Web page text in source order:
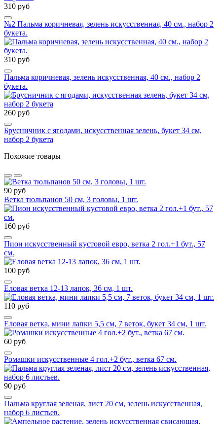
310 руб
№2 Пальма коричневая, зелень искусственная, 40 см., набор 2
букета.
310 руб
Пальма коричневая, зелень искусственная, 40 см., набор 2
букета.
260 руб
Брусничник с ягодами, искусственная зелень, букет 34 см,
набор 2 букета
Похожие товары
90 руб
Ветка тюльпанов 50 см, 3 головы, 1 шт.
160 руб
Пион искусственный кустовой евро, ветка 2 гол.+1 бут., 57
см.
100 руб
Еловая ветка 12-13 лапок, 36 см, 1 шт.
110 руб
Еловая ветка, мини лапки 5,5 см, 7 веток, букет 34 см, 1 шт.
60 руб
Ромашки искусственные 4 гол.+2 бут., ветка 67 см.
90 руб
Пальма круглая зеленая, лист 20 см, зелень искусственная,
набор 6 листьев.